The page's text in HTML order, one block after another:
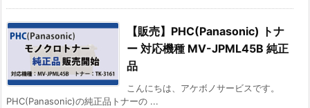
【販売】PHC(Panasonic) トナ
ー 対応機種 MV-JPML45B 純正
品
こんにちは、アケボノサービスです。
PHC(Panasonic)の純正品トナーの ...